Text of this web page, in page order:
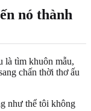
nó thành
là tìm khuôn mẫu,
chấn thời thơ ấu
như thể tôi không